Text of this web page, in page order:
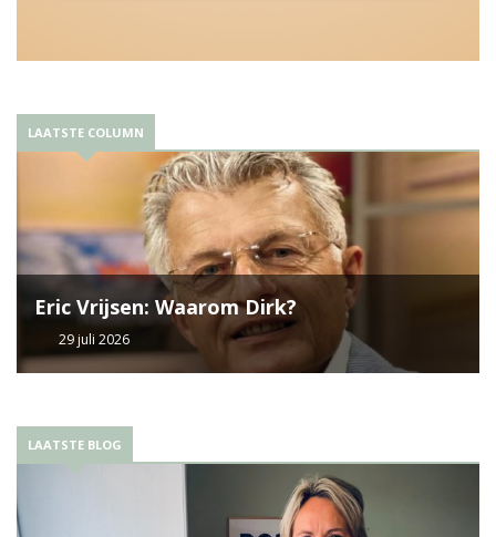
LAATSTE COLUMN
Eric Vrijsen: Waarom Dirk?
29 juli 2026
LAATSTE BLOG